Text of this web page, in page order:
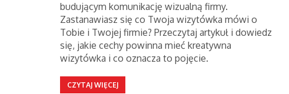
budującym komunikację wizualną firmy.
Zastanawiasz się co Twoja wizytówka mówi o
Tobie i Twojej firmie? Przeczytaj artykuł i dowiedz
się, jakie cechy powinna mieć kreatywna
wizytówka i co oznacza to pojęcie.
CZYTAJ WIĘCEJ